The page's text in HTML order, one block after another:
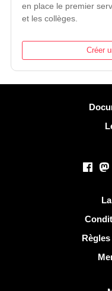
en place le premier
et les collèges.
Créer
Plus d'informations
Réseaux sociaux